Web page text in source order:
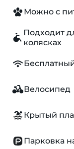
Можно с
Подходит
колясках
Велосипед
Крытый
Парковка